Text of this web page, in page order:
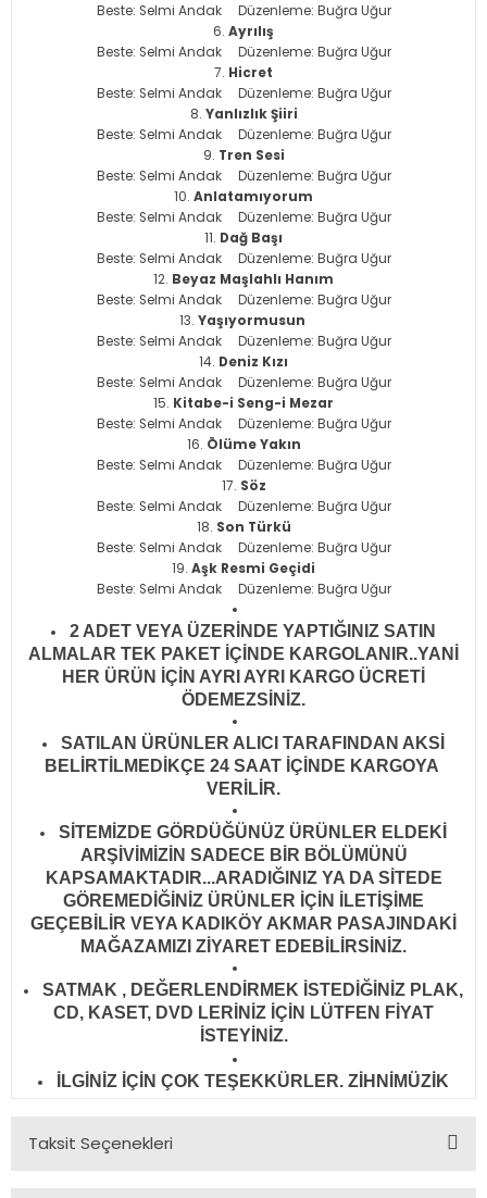
Beste: Selmi Andak Düzenleme: Buğra Uğur
Ayrılış
Beste: Selmi Andak Düzenleme: Buğra Uğur
Hicret
Beste: Selmi Andak Düzenleme: Buğra Uğur
Yanlızlık Şiiri
Beste: Selmi Andak Düzenleme: Buğra Uğur
Tren Sesi
Beste: Selmi Andak Düzenleme: Buğra Uğur
Anlatamıyorum
Beste: Selmi Andak Düzenleme: Buğra Uğur
Dağ Başı
Beste: Selmi Andak Düzenleme: Buğra Uğur
Beyaz Maşlahlı Hanım
Beste: Selmi Andak Düzenleme: Buğra Uğur
Yaşıyormusun
Beste: Selmi Andak Düzenleme: Buğra Uğur
Deniz Kızı
Beste: Selmi Andak Düzenleme: Buğra Uğur
Kitabe-i Seng-i Mezar
Beste: Selmi Andak Düzenleme: Buğra Uğur
Ölüme Yakın
Beste: Selmi Andak Düzenleme: Buğra Uğur
Söz
Beste: Selmi Andak Düzenleme: Buğra Uğur
Son Türkü
Beste: Selmi Andak Düzenleme: Buğra Uğur
Aşk Resmi Geçidi
Beste: Selmi Andak Düzenleme: Buğra Uğur
2 ADET VEYA ÜZERİNDE YAPTIĞINIZ SATIN
ALMALAR TEK PAKET İÇİNDE KARGOLANIR..YANİ
HER ÜRÜN İÇİN AYRI AYRI KARGO ÜCRETİ
ÖDEMEZSİNİZ.
SATILAN ÜRÜNLER ALICI TARAFINDAN AKSİ
BELİRTİLMEDİKÇE 24 SAAT İÇİNDE KARGOYA
VERİLİR.
SİTEMİZDE GÖRDÜĞÜNÜZ ÜRÜNLER ELDEKİ
ARŞİVİMİZİN SADECE BİR BÖLÜMÜNÜ
KAPSAMAKTADIR...ARADIĞINIZ YA DA SİTEDE
GÖREMEDİĞİNİZ ÜRÜNLER İÇİN İLETİŞİME
GEÇEBİLİR VEYA KADIKÖY AKMAR PASAJINDAKİ
MAĞAZAMIZI ZİYARET EDEBİLİRSİNİZ.
SATMAK , DEĞERLENDİRMEK İSTEDİĞİNİZ PLAK,
CD, KASET, DVD LERİNİZ İÇİN LÜTFEN FİYAT
İSTEYİNİZ.
İLGİNİZ İÇİN ÇOK TEŞEKKÜRLER. ZİHNİMÜZİK
Taksit Seçenekleri